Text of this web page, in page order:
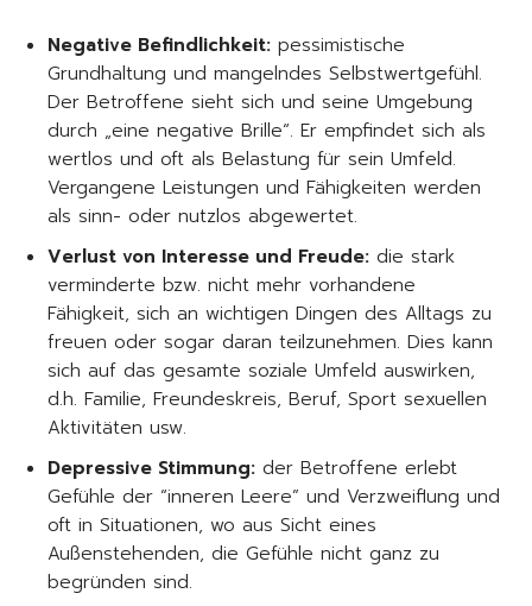
Negative Befindlichkeit: pessimistische
Grundhaltung und mangelndes Selbstwertgefühl.
Der Betroffene sieht sich und seine Umgebung
durch „eine negative Brille“. Er empfindet sich als
wertlos und oft als Belastung für sein Umfeld.
Vergangene Leistungen und Fähigkeiten werden
als sinn- oder nutzlos abgewertet.
Verlust von Interesse und Freude: die stark
verminderte bzw. nicht mehr vorhandene
Fähigkeit, sich an wichtigen Dingen des Alltags zu
freuen oder sogar daran teilzunehmen. Dies kann
sich auf das gesamte soziale Umfeld auswirken,
d.h. Familie, Freundeskreis, Beruf, Sport sexuellen
Aktivitäten usw.
Depressive Stimmung: der Betroffene erlebt
Gefühle der “inneren Leere” und Verzweiflung und
oft in Situationen, wo aus Sicht eines
Außenstehenden, die Gefühle nicht ganz zu
begründen sind.